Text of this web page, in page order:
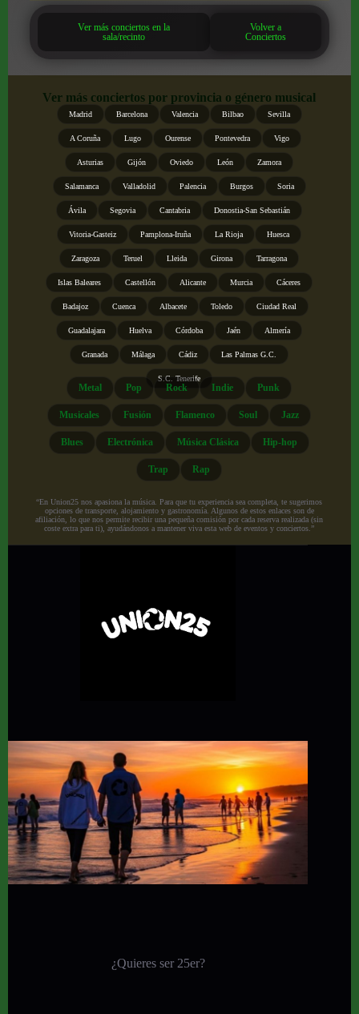
Ver más conciertos en la
sala/recinto
Volver a
Conciertos
Ver más conciertos por provincia o género musical
Madrid Barcelona Valencia Bilbao Sevilla
A Coruña Lugo Ourense Pontevedra Vigo
Asturias Gijón Oviedo León Zamora
Salamanca Valladolid Palencia Burgos Soria
Ávila Segovia Cantabria Donostia-San Sebastián
Vitoria-Gasteiz Pamplona-Iruña La Rioja Huesca
Zaragoza Teruel Lleida Girona Tarragona
Islas Baleares Castellón Alicante Murcia Cáceres
Badajoz Cuenca Albacete Toledo Ciudad Real
Guadalajara Huelva Córdoba Jaén Almería
Granada Málaga Cádiz Las Palmas G.C.
S.C. Tenerife
Metal Pop Rock Indie Punk
Musicales Fusión Flamenco Soul Jazz
Blues Electrónica Música Clásica Hip-hop
Trap Rap
“En Union25 nos apasiona la música. Para que tu experiencia sea completa, te sugerimos
opciones de transporte, alojamiento y gastronomía. Algunos de estos enlaces son de
afiliación, lo que nos permite recibir una pequeña comisión por cada reserva realizada (sin
coste extra para ti), ayudándonos a mantener viva esta web de eventos y conciertos.”
¿Quieres ser 25er?